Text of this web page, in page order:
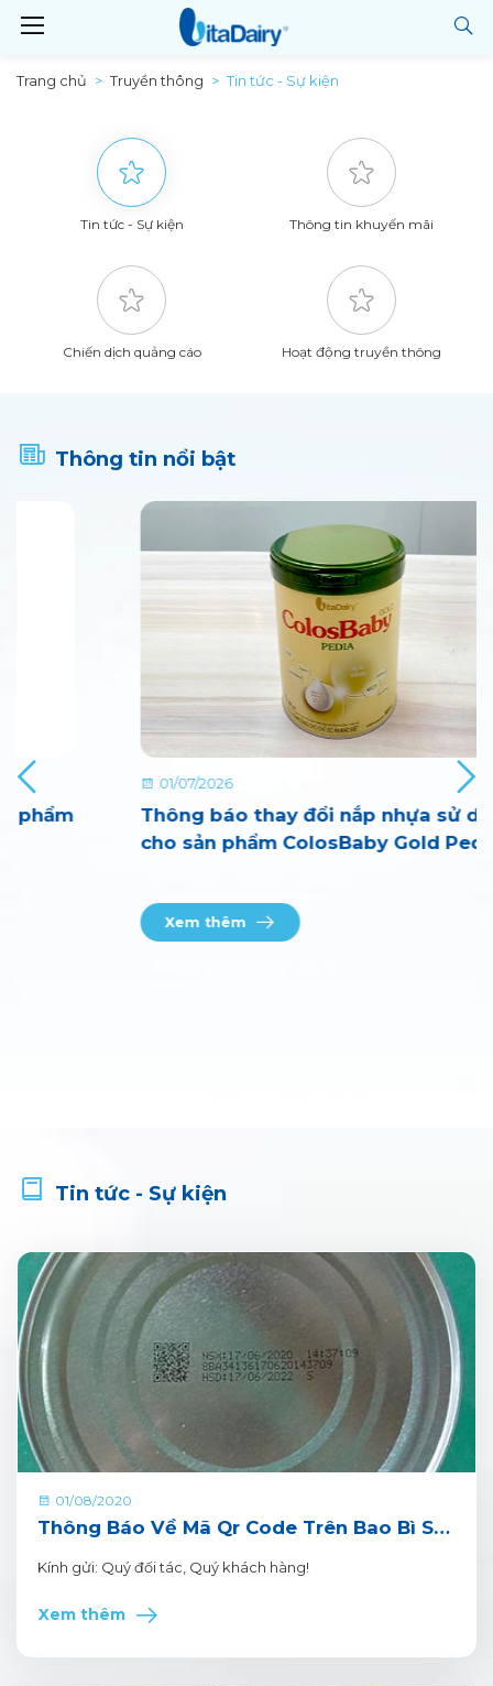
Trang chủ Truyền thông Tin tức - Sự kiện
Tin tức - Sự kiện Thông tin khuyến mãi
Chiến dịch quảng cáo Hoạt động truyền thông
Thông tin nổi bật
01/07/2026
Thông báo thay đổi nắp nhựa sử dụng
cho sản phẩm ColosBaby Gold Pedia
Xem thêm
Tin tức - Sự kiện
01/08/2020
Thông Báo Về Mã Qr Code Trên Bao Bì Sản
Phẩm Vitadairy
Kính gửi: Quý đối tác, Quý khách hàng!
Xem thêm